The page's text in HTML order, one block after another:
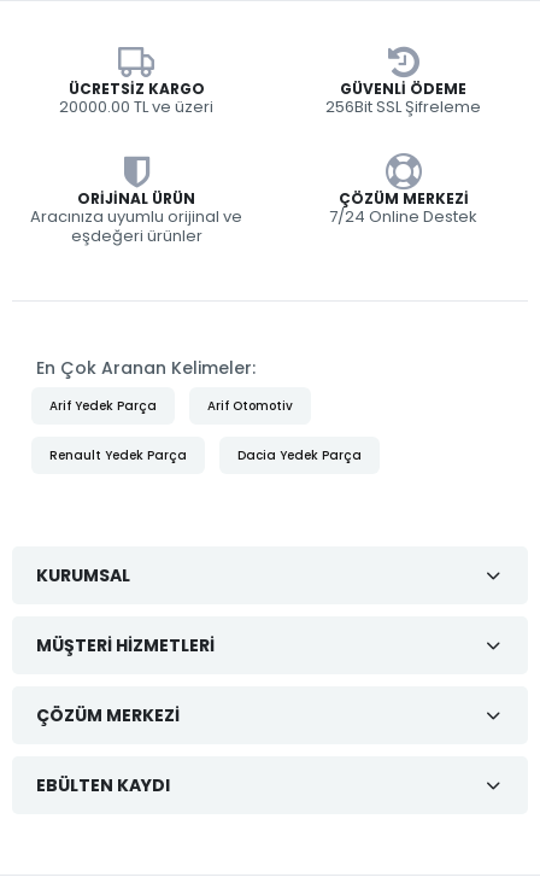
ÜCRETSIZ KARGO
20000.00 TL ve üzeri
GÜVENLI ÖDEME
256Bit SSL Şifreleme
ORIJINAL ÜRÜN
Aracınıza uyumlu orijinal ve
eşdeğeri ürünler
ÇÖZÜM MERKEZI
7/24 Online Destek
En Çok Aranan Kelimeler:
Arif Yedek Parça Arif Otomotiv
Renault Yedek Parça Dacia Yedek Parça
KURUMSAL
MÜŞTERI HIZMETLERI
ÇÖZÜM MERKEZI
EBÜLTEN KAYDI